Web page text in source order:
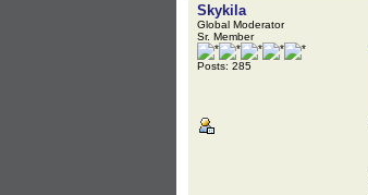
Skykila
Global Moderator
Sr. Member
Posts: 285